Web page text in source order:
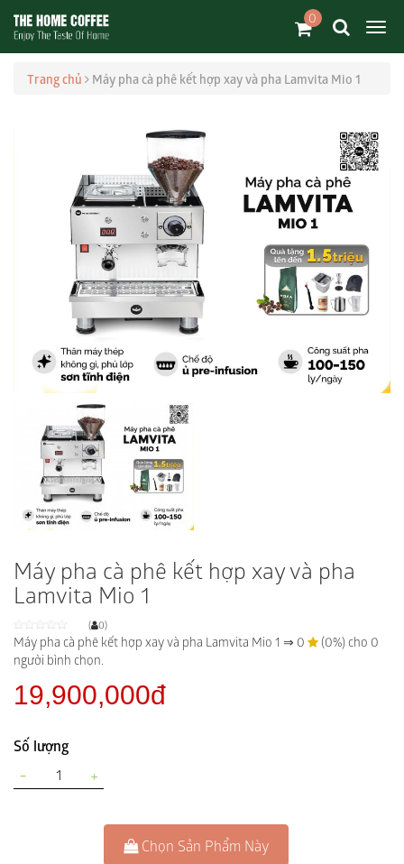
0
Trang chủ Máy pha cà phê kết hợp xay và pha Lamvita Mio 1
Máy pha cà phê kết hợp xay và pha
Lamvita Mio 1
( 0)
Máy pha cà phê kết hợp xay và pha Lamvita Mio 1 ⇒ 0 (0%) cho 0
người bình chọn.
19,900,000đ
Số lượng
− +
Chọn Sản Phẩm Này